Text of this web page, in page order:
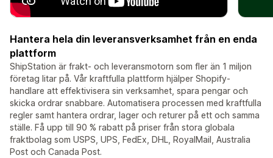
Hantera hela din leveransverksamhet från en enda
plattform
ShipStation är frakt- och leveransmotorn som fler än 1 miljon
företag litar på. Vår kraftfulla plattform hjälper Shopify-
handlare att effektivisera sin verksamhet, spara pengar och
skicka ordrar snabbare. Automatisera processen med kraftfulla
regler samt hantera ordrar, lager och returer på ett och samma
ställe. Få upp till 90 % rabatt på priser från stora globala
fraktbolag som USPS, UPS, FedEx, DHL, RoyalMail, Australia
Post och Canada Post.